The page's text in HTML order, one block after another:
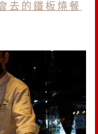
去的鐵板燒餐